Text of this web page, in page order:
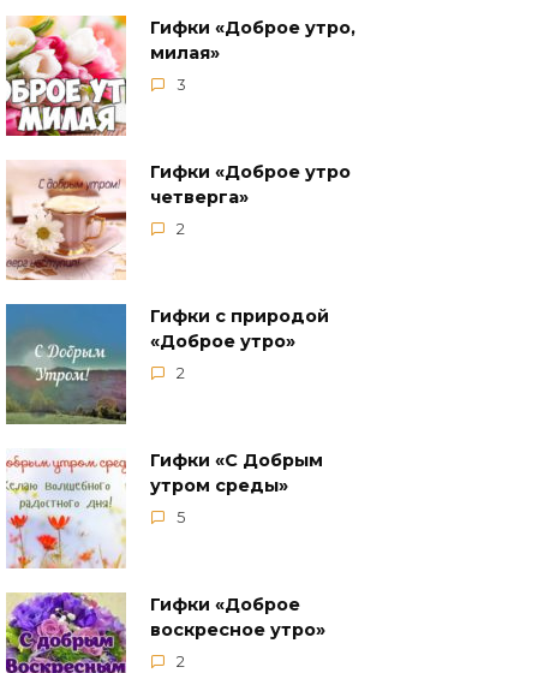
Гифки «Доброе утро,
милая»
3
Гифки «Доброе утро
четверга»
2
Гифки с природой
«Доброе утро»
2
Гифки «С Добрым
утром среды»
5
Гифки «Доброе
воскресное утро»
2